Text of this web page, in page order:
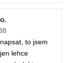
to jsem
lehce